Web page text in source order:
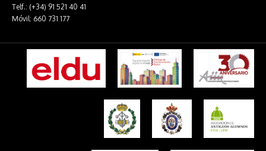
Telf.: (+34) 91 521 40 41
Móvil: 660 731 177